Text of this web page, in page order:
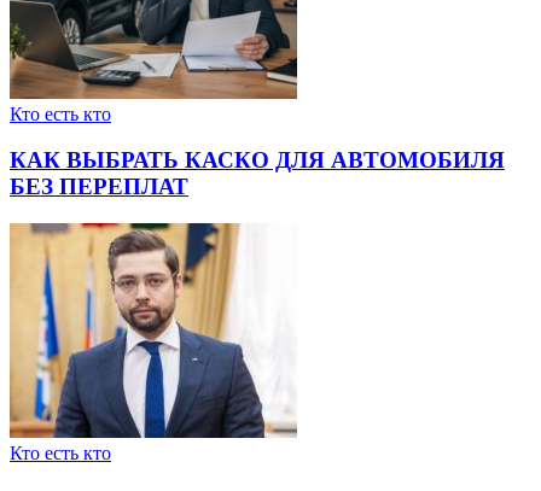
Кто есть кто
КАК ВЫБРАТЬ КАСКО ДЛЯ АВТОМОБИЛЯ
БЕЗ ПЕРЕПЛАТ
Кто есть кто